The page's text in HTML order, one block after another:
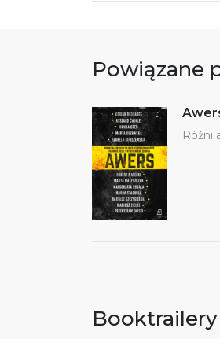
Powiązane
Różni
Booktrailery